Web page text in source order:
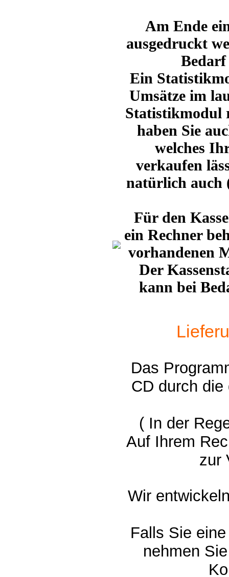
Am Ende
ausgedruckt
Bedarf
Ein
Umsätze im
Statistikmodul
haben Sie
welches
verkaufen
natürlich auch
Für den
ein Rechner
vorhandenen
Der
kann bei
Das
CD durch
( In der
Auf Ihrem
zur
Wir
Falls Sie
nehmen